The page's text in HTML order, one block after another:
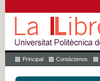
Principal Contáctenos